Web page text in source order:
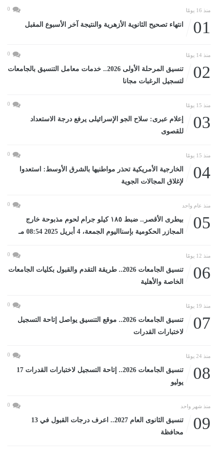
منذ 16 يومًا 0
01 انتهاء تصحيح الثانوية الأزهرية والنتيجة آخر الأسبوع المقبل
منذ 14 يومًا 0
02
تنسيق المرحلة الأولى 2026.. خدمات معامل التنسيق بالجامعات
لتسجيل الرغبات مجانا
منذ 15 يومًا 0
03
إعلام عبرى: سلاح الجو الإسرائيلى يرفع درجة الاستعداد
للقصوى
منذ 15 يومًا 0
04
الخارجية الأمريكية تحذر مواطنيها بالشرق الأوسط: استعدوا
لإغلاق المجالات الجوية
منذ عام واحد 0
05
بيطرى الأقصر.. ضبط ١٨٥ كيلو جرام لحوم مذبوحة خارج
المجازر الحكومية بإسنااليوم الجمعة، 4 أبريل 2025 08:54 مـ
منذ 12 يومًا 0
06
تنسيق الجامعات 2026.. طريقة التقدم والقبول بكليات الجامعات
الخاصة والأهلية
منذ 19 يومًا 0
07
تنسيق الجامعات 2026.. موقع التنسيق يواصل إتاحة التسجيل
لاختبارات القدرات
منذ 24 يومًا 0
08
تنسيق الجامعات 2026.. إتاحة التسجيل لاختبارات القدرات 17
يوليو
منذ شهر واحد 0
09
تنسيق الثانوى العام 2027.. اعرف درجات القبول في 13
محافظة